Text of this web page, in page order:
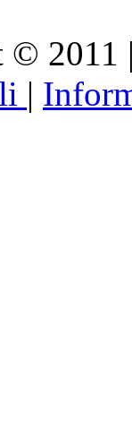
© 2011
|